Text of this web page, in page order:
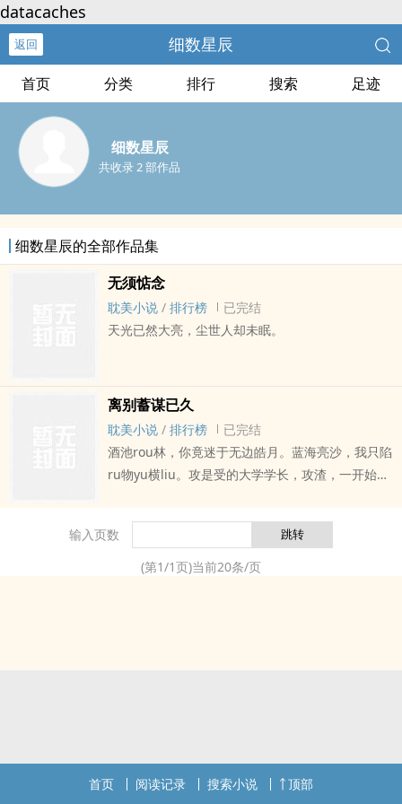
datacaches
返回 细数星辰
首页 分类 排行 搜索 足迹
细数星辰
共收录 2 部作品
细数星辰的全部作品集
无须惦念
耽美小说 / 排行榜
已完结
天光已然大亮，尘世人却未眠。
离别蓄谋已久
耽美小说 / 排行榜
已完结
酒池rou林，你竟迷于无边皓月。蓝海亮沙，我只陷
ru物yu横liu。攻是受的大学学长，攻渣，一开始勾
起了。后来攻lou出渣男本se，受原谅过一次后来渐
渐心死，主动放弃了。
输入页数
(第1/1页)当前20条/页
首页 阅读记录 搜索小说 顶部